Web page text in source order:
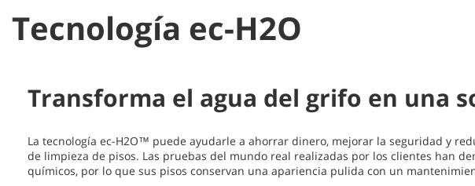
Tecnología ec-H2O
Transforma el agua del grifo en una
La tecnología ec-H2O™ puede ayudarle a ahorrar dinero, mejorar la seguridad y
de limpieza de pisos. Las pruebas del mundo real realizadas por los clientes han
químicos, por lo que sus pisos conservan una apariencia pulida con un